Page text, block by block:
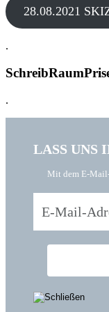
28.08.2021
.
.
LASS UNS
Mit dem E-